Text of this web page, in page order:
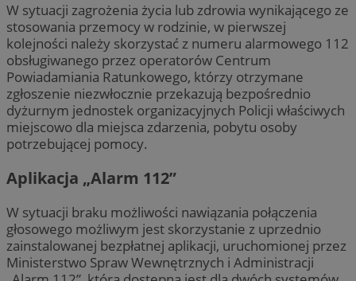
W sytuacji zagrożenia życia lub zdrowia wynikającego ze
stosowania przemocy w rodzinie, w pierwszej
kolejności należy skorzystać z numeru alarmowego 112
obsługiwanego przez operatorów Centrum
Powiadamiania Ratunkowego, którzy otrzymane
zgłoszenie niezwłocznie przekazują bezpośrednio
dyżurnym jednostek organizacyjnych Policji właściwych
miejscowo dla miejsca zdarzenia, pobytu osoby
potrzebującej pomocy.
Aplikacja „Alarm 112”
W sytuacji braku możliwości nawiązania połączenia
głosowego możliwym jest skorzystanie z uprzednio
zainstalowanej bezpłatnej aplikacji, uruchomionej przez
Ministerstwo Spraw Wewnętrznych i Administracji